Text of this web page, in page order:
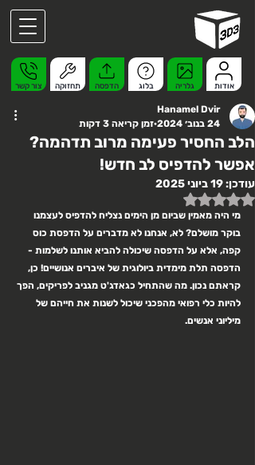
צור קשר תחזוקה הדפסה בלוג גלריה אודות
הלב החסיר פעימה מרוב תדהמה?
אפשר להדפיס לב חדש!
Hanamel Dvir
24 בנוב׳ 2024
זמן קריאה 3 דקות
עודכן:19 ביוני 2025
דירוג של NaN מתוך 5 כוכבים
מי היה מאמין שביום מן הימים נצליח להדפיס לעצמנו
בוקר מושלם? לא, אנחנו לא מדברים על הדפסת כוס
קפה, אלא על הדפסה שיכולה להביא אותנו לשלמות -
הדפסה תלת מימדית ביולוגית של איברים אנושיים! כן,
קראתם נכון. מה שהתחיל כגאדג'ט מגניב לפריקים, הפך
להיות כלי רפואי מהפכני שיכול לשנות את חייהם של
מיליוני אנשים.